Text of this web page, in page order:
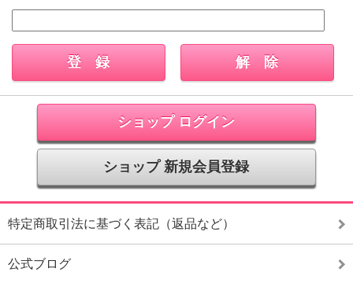
ショップ ログイン
ショップ 新規会員登録
特定商取引法に基づく表記（返品など）
公式ブログ